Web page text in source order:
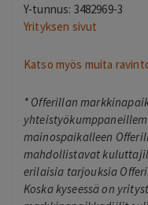
Y-tunnus: 3482969-3
Yrityksen sivut
Katso myös muita
* Offerillan
mainospaikalleen
mahdollistavat
erilaisia tarjouksia
Koska kyseessä on